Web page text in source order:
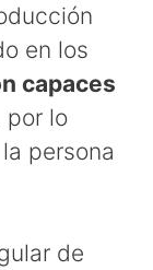
en los
capaces
por lo
persona
de